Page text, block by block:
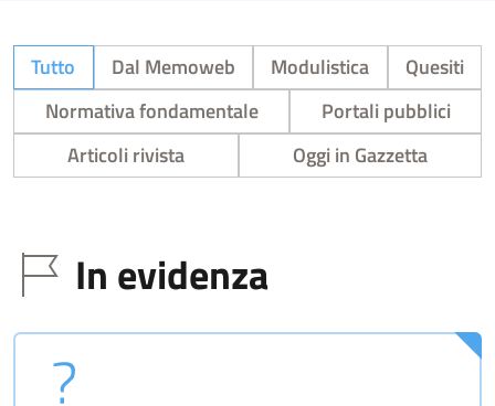
Tutto Dal Memoweb Modulistica
Quesiti
Normativa fondamentale
Portali pubblici
Articoli rivista
Oggi in Gazzetta
In evidenza